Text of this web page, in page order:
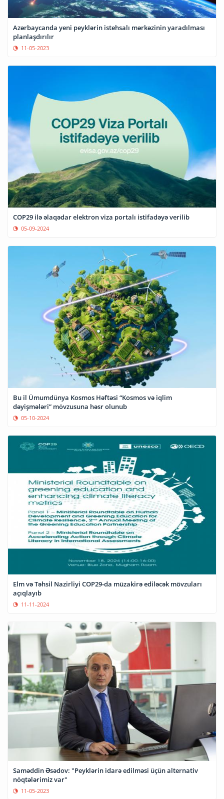
Azərbaycanda yeni peyklərin istehsalı mərkəzinin yaradılması
planlaşdırılır
11-05-2023
COP29 ilə əlaqədar elektron viza portalı istifadəyə verilib
05-09-2024
Bu il Ümumdünya Kosmos Həftəsi “Kosmos və iqlim
dəyişmələri” mövzusuna həsr olunub
05-10-2024
Elm və Təhsil Nazirliyi COP29-da müzakirə ediləcək mövzuları
açıqlayıb
11-11-2024
Saməddin Əsədov: "Peyklərin idarə edilməsi üçün alternativ
nöqtələrimiz var"
11-05-2023